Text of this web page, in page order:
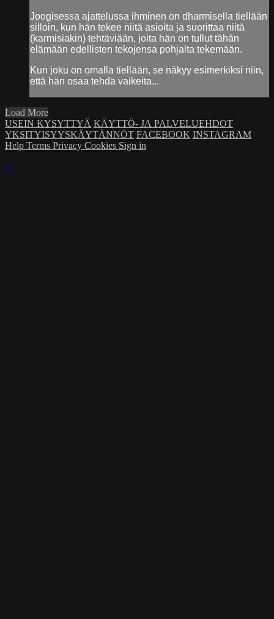
Joogisessa ajattelussa ihminen on dharmisella tiellään
silloin, kun hän tekee niitä asioita ja suorittaa niitä
(karmisiakin) tehtäviään, joita hän on tullut tähän
elämään edellisten tekojensa pohjalta tekemään.
Kun joku on omalla tiellään, se näkyy esimerkiksi niin,
että hän osaa tehdä vaikeita...
Load More
USEIN KYSYTTYÄ KÄYTTÖ- JA PALVELUEHDOT
YKSITYISYYSKÄYTÄNNÖT FACEBOOK INSTAGRAM
Help Terms Privacy Cookies Sign in
×